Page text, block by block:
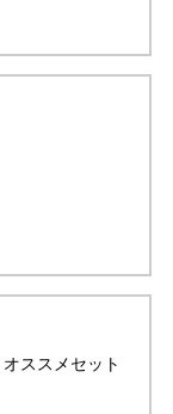
ススメセット